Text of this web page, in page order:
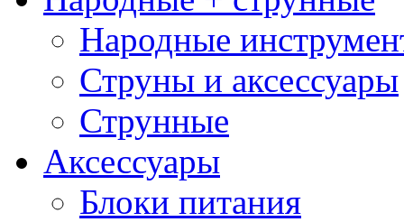
Народные
Струны и аксессуары
Струнные
Аксессуары
Блоки питания